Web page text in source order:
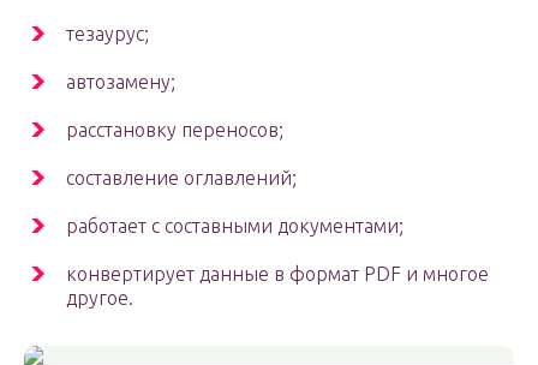
тезаурус;
автозамену;
расстановку переносов;
составление оглавлений;
работает с составными документами;
конвертирует данные в формат PDF и многое
другое.